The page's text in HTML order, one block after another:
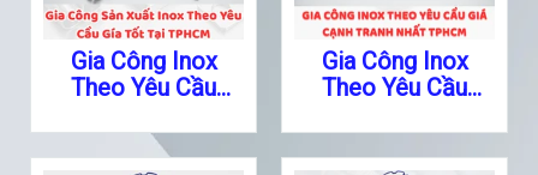
Gia Công Inox
Theo Yêu Cầu
Gia Công Inox
Theo Yêu Cầu